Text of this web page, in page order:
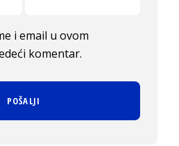
i email u ovom
komentar.